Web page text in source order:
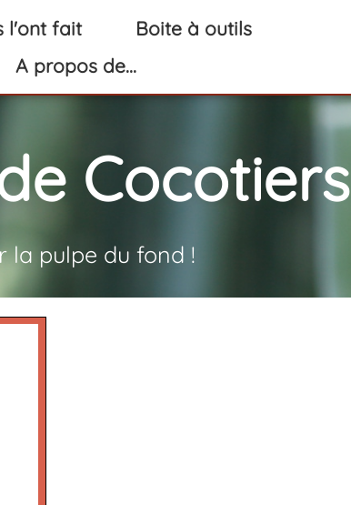
l'ont fait
Boite à outils
A propos de...
Cocotiers
la pulpe du fond !